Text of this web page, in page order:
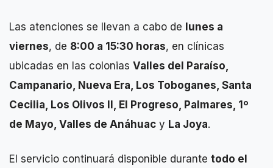
Las atenciones se llevan a cabo de lunes a
viernes, de 8:00 a 15:30 horas, en clínicas
ubicadas en las colonias Valles del Paraíso,
Campanario, Nueva Era, Los Toboganes, Santa
Cecilia, Los Olivos II, El Progreso, Palmares, 1º
de Mayo, Valles de Anáhuac y La Joya.
El servicio continuará disponible durante todo el